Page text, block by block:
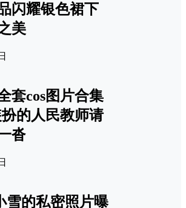
闪耀银色裙下
美
套cos图片合集
扮的人民教师请
沓
雪的私密照片曝